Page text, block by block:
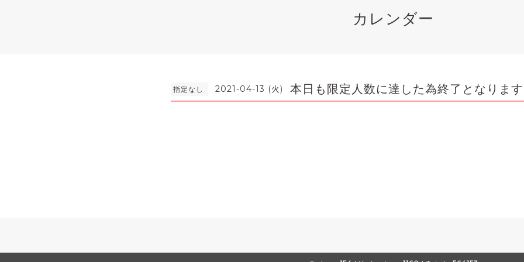
カレンダー
指定なし 2021-04-13 (火) 本日も限定人数に達した為終了となります